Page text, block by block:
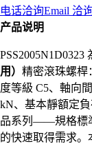
电话洽询Email 洽
产品说明
PSS2005N1D0323
用） 精密滾珠螺桿
度等級 C5、軸向
kN、基本靜額定負
品系列——規格標
的快速取得需求